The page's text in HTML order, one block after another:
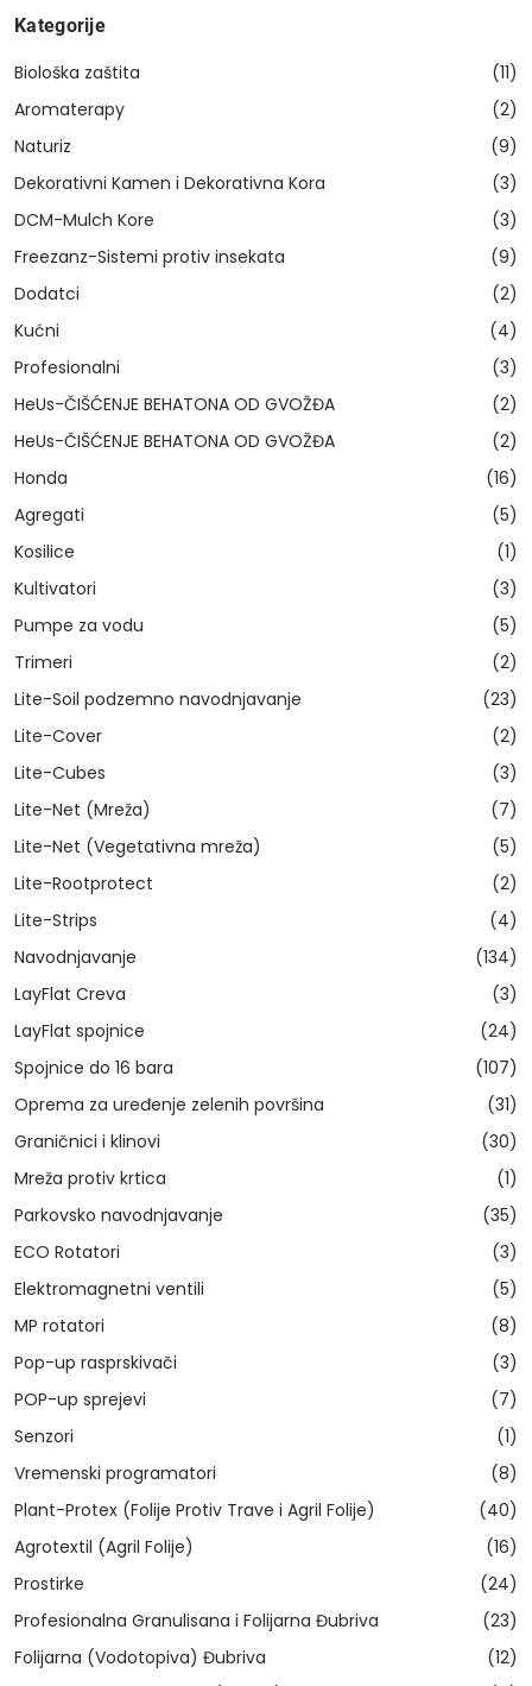
Kategorije
Biološka zaštita
(11)
Aromaterapy
(2)
Naturiz
(9)
Dekorativni Kamen i Dekorativna Kora
(3)
DCM-Mulch Kore
(3)
Freezanz-Sistemi protiv insekata
(9)
Dodatci
(2)
Kućni
(4)
Profesionalni
(3)
HeUs-ČIŠĆENJE BEHATONA OD GVOŽĐA
(2)
HeUs-ČIŠĆENJE BEHATONA OD GVOŽĐA
(2)
Honda
(16)
Agregati
(5)
Kosilice
(1)
Kultivatori
(3)
Pumpe za vodu
(5)
Trimeri
(2)
Lite-Soil podzemno navodnjavanje
(23)
Lite-Cover
(2)
Lite-Cubes
(3)
Lite-Net (Mreža)
(7)
Lite-Net (Vegetativna mreža)
(5)
Lite-Rootprotect
(2)
Lite-Strips
(4)
Navodnjavanje
(134)
LayFlat Creva
(3)
LayFlat spojnice
(24)
Spojnice do 16 bara
(107)
Oprema za uređenje zelenih površina
(31)
Graničnici i klinovi
(30)
Mreža protiv krtica
(1)
Parkovsko navodnjavanje
(35)
ECO Rotatori
(3)
Elektromagnetni ventili
(5)
MP rotatori
(8)
Pop-up rasprskivači
(3)
POP-up sprejevi
(7)
Senzori
(1)
Vremenski programatori
(8)
Plant-Protex (Folije Protiv Trave i Agril Folije)
(40)
Agrotextil (Agril Folije)
(16)
Prostirke
(24)
Profesionalna Granulisana i Folijarna Đubriva
(23)
Folijarna (Vodotopiva) Đubriva
(12)